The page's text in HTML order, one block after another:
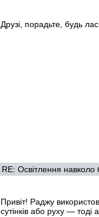
Друзі, порадьте, будь
RE: Освітлення навколо
Привіт! Раджу
сутінків або руху —